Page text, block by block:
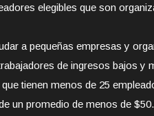
elegibles que son
a pequeñas empresas y
de ingresos bajos y
tienen menos de 25
un promedio de menos de